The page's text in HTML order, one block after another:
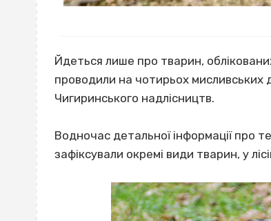
Йдеться лише про тварин,
проводили на чотирьох мисливських
Чигиринського надлісництв.
Водночас детальної інформації про
зафіксували окремі види тварин, у